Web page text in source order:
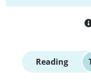
Reading